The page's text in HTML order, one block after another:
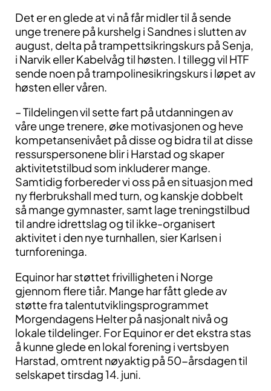
Det er en glede at vi nå får midler til å sende
unge trenere på kurshelg i Sandnes i slutten av
august, delta på trampettsikringskurs på Senja,
i Narvik eller Kabelvåg til høsten. I tillegg vil HTF
sende noen på trampolinesikringskurs i løpet av
høsten eller våren.
– Tildelingen vil sette fart på utdanningen av
våre unge trenere, øke motivasjonen og heve
kompetansenivået på disse og bidra til at disse
ressurspersonene blir i Harstad og skaper
aktivitetstilbud som inkluderer mange.
Samtidig forbereder vi oss på en situasjon med
ny flerbrukshall med turn, og kanskje dobbelt
så mange gymnaster, samt lage treningstilbud
til andre idrettslag og til ikke-organisert
aktivitet i den nye turnhallen, sier Karlsen i
turnforeninga.
Equinor har støttet frivilligheten i Norge
gjennom flere tiår. Mange har fått glede av
støtte fra talentutviklingsprogrammet
Morgendagens Helter på nasjonalt nivå og
lokale tildelinger. For Equinor er det ekstra stas
å kunne glede en lokal forening i vertsbyen
Harstad, omtrent nøyaktig på 50-årsdagen til
selskapet tirsdag 14. juni.